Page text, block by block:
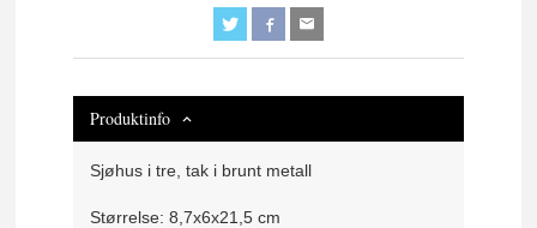
Produktinfo
Sjøhus i tre, tak i brunt metall
Størrelse: 8,7x6x21,5 cm